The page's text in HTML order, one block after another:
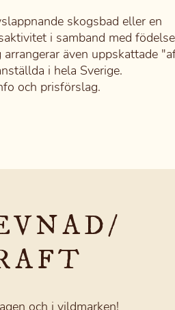
skogsbad eller en
i samband med
även uppskattade
i hela Sverige.
och prisförslag.
och i vildmarken!